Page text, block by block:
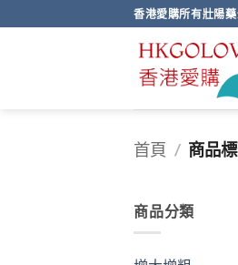
to
香港愛購所有壯陽
首頁 / 商品
商品分類